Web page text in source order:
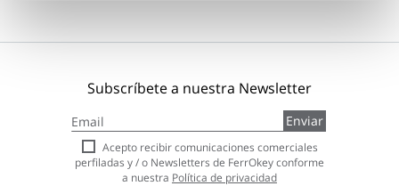
Subscríbete a nuestra Newsletter
a
nuestro
boletín
de
Enviar
Acepto recibir comunicaciones comerciales
perfiladas y / o Newsletters de FerrOkey conforme
a nuestra Política de privacidad